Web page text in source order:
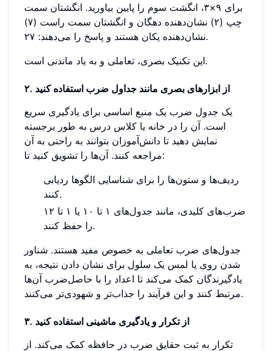
برای ۹×۳، انگشت سوم را پایین بیاورید. انگشتان سمت
چپ (۲) نشان‌دهنده دهگان و انگشتان سمت راست (۷)
نشان‌دهنده یکان هستند و پاسخ را می‌دهند: ۲۷.
این تکنیک بصری، تعاملی و به یاد ماندنی است.
۲. از ابزارهای بصری مانند جداول ضرب استفاده کنید
یک جدول ضرب یک منبع اساسی برای یادگیری سریع
است. آن را در خانه یا کلاس درس به طور برجسته
نمایش دهید تا دانش‌آموزان بتوانند به راحتی به آن
مراجعه کنند. آن‌ها را تشویق کنید تا:
ردیف‌ها و ستون‌ها را برای شناسایی الگوها ردیابی
کنند.
ضرب‌های کلیدی، مانند جدول‌های ۱ تا ۱۰ یا ۱ تا ۱۲
را حفظ کنند.
جدول‌های ضرب تعاملی به خصوص مفید هستند. شناور
شدن روی یا لمس یک سلول برای نشان دادن نتیجه، به
یادگیرندگان کمک می‌کند تا اعداد را با حاصل‌ضرب آن‌ها
مرتبط کنند و این فرآیند را جذاب‌تر و شهودی‌تر می‌کنند.
۳. از تکرار و یادگیری ماشینی استفاده کنید
تکرار به ثبت حقایق ضرب در حافظه کمک می‌کند. از